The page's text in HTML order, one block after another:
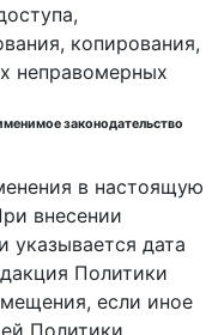
копирования,
неправомерных
законодательство
в настоящую
внесении
указывается дата
Политики
если иное